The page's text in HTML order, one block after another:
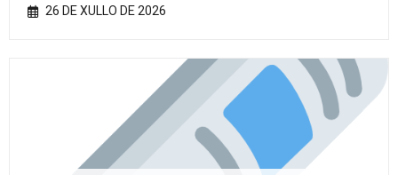
26 DE XULLO DE 2026